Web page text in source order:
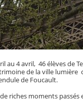
au 4 avril, 46 élèves de
de la ville lumière
de Foucault.
riches moments